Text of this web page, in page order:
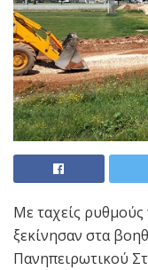
Με ταχείς
ξεκίνησαν στα
Πανηπειρωτικού